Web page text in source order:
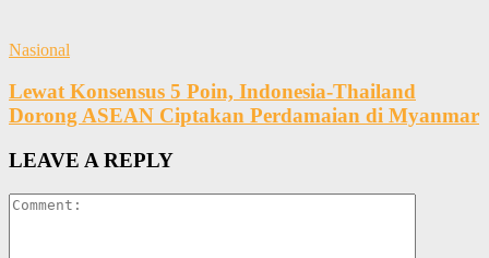
Nasional
Lewat Konsensus 5 Poin, Indonesia-Thailand
Dorong ASEAN Ciptakan Perdamaian di Myanmar
LEAVE A REPLY